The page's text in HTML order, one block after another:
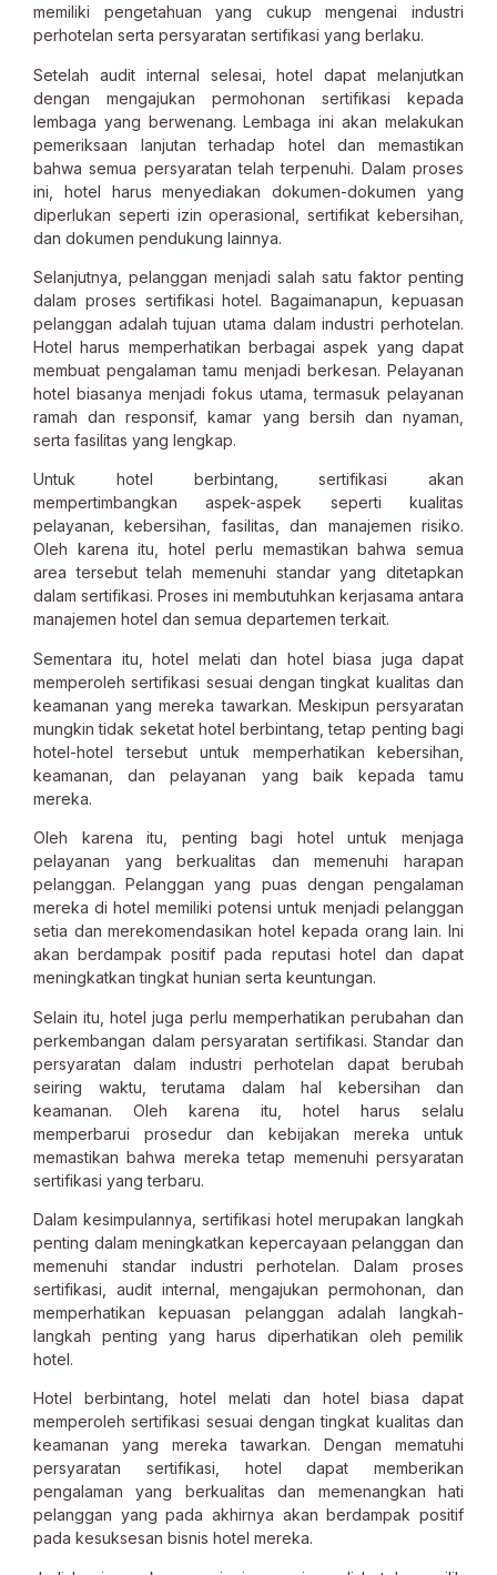
memiliki pengetahuan yang cukup mengenai industri
perhotelan serta persyaratan sertifikasi yang berlaku.
Setelah audit internal selesai, hotel dapat melanjutkan
dengan mengajukan permohonan sertifikasi kepada
lembaga yang berwenang. Lembaga ini akan melakukan
pemeriksaan lanjutan terhadap hotel dan memastikan
bahwa semua persyaratan telah terpenuhi. Dalam proses
ini, hotel harus menyediakan dokumen-dokumen yang
diperlukan seperti izin operasional, sertifikat kebersihan,
dan dokumen pendukung lainnya.
Selanjutnya, pelanggan menjadi salah satu faktor penting
dalam proses sertifikasi hotel. Bagaimanapun, kepuasan
pelanggan adalah tujuan utama dalam industri perhotelan.
Hotel harus memperhatikan berbagai aspek yang dapat
membuat pengalaman tamu menjadi berkesan. Pelayanan
hotel biasanya menjadi fokus utama, termasuk pelayanan
ramah dan responsif, kamar yang bersih dan nyaman,
serta fasilitas yang lengkap.
Untuk hotel berbintang, sertifikasi akan
mempertimbangkan aspek-aspek seperti kualitas
pelayanan, kebersihan, fasilitas, dan manajemen risiko.
Oleh karena itu, hotel perlu memastikan bahwa semua
area tersebut telah memenuhi standar yang ditetapkan
dalam sertifikasi. Proses ini membutuhkan kerjasama antara
manajemen hotel dan semua departemen terkait.
Sementara itu, hotel melati dan hotel biasa juga dapat
memperoleh sertifikasi sesuai dengan tingkat kualitas dan
keamanan yang mereka tawarkan. Meskipun persyaratan
mungkin tidak seketat hotel berbintang, tetap penting bagi
hotel-hotel tersebut untuk memperhatikan kebersihan,
keamanan, dan pelayanan yang baik kepada tamu
mereka.
Oleh karena itu, penting bagi hotel untuk menjaga
pelayanan yang berkualitas dan memenuhi harapan
pelanggan. Pelanggan yang puas dengan pengalaman
mereka di hotel memiliki potensi untuk menjadi pelanggan
setia dan merekomendasikan hotel kepada orang lain. Ini
akan berdampak positif pada reputasi hotel dan dapat
meningkatkan tingkat hunian serta keuntungan.
Selain itu, hotel juga perlu memperhatikan perubahan dan
perkembangan dalam persyaratan sertifikasi. Standar dan
persyaratan dalam industri perhotelan dapat berubah
seiring waktu, terutama dalam hal kebersihan dan
keamanan. Oleh karena itu, hotel harus selalu
memperbarui prosedur dan kebijakan mereka untuk
memastikan bahwa mereka tetap memenuhi persyaratan
sertifikasi yang terbaru.
Dalam kesimpulannya, sertifikasi hotel merupakan langkah
penting dalam meningkatkan kepercayaan pelanggan dan
memenuhi standar industri perhotelan. Dalam proses
sertifikasi, audit internal, mengajukan permohonan, dan
memperhatikan kepuasan pelanggan adalah langkah-
langkah penting yang harus diperhatikan oleh pemilik
hotel.
Hotel berbintang, hotel melati dan hotel biasa dapat
memperoleh sertifikasi sesuai dengan tingkat kualitas dan
keamanan yang mereka tawarkan. Dengan mematuhi
persyaratan sertifikasi, hotel dapat memberikan
pengalaman yang berkualitas dan memenangkan hati
pelanggan yang pada akhirnya akan berdampak positif
pada kesuksesan bisnis hotel mereka.